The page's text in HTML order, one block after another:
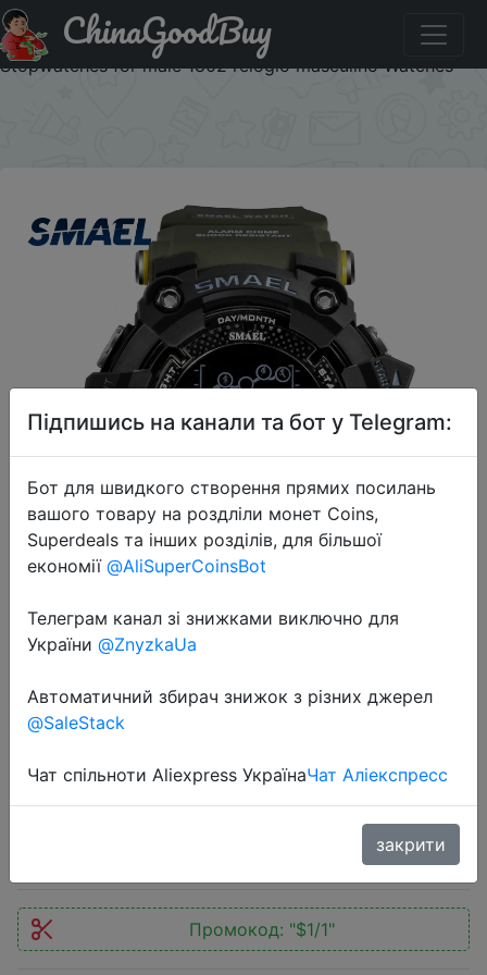
Паридбати з промокодом $1/1 Mens Watch Military
Water resistant SMAEL Sport watch Army led Digital wrist
Stopwatches for male 1802 relogio masculino Watches
ChinaGoodBuy
2020-05-31
SMAEL Sport watch Army led Digital
wrist Stopwatches for male 1802
relogio masculino Watches
Промокод: "$1/1"
Підпишись на канали та бот у Telegram:
Бот для швидкого створення прямих посилань
вашого товару на роздліли монет Coins,
Superdeals та інших розділів, для більшої
економії @AliSuperCoinsBot
Телеграм канал зі знижками виключно для
України @ZnyzkaUa
Автоматичний збирач знижок з різних джерел
@SaleStack
Чат спільноти Aliexpress УкраїнаЧат Аліекспресс
закрити